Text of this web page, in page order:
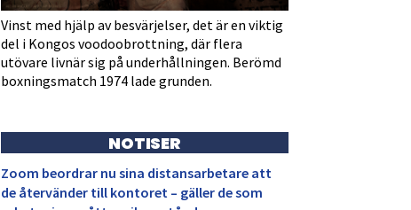
Vinst med hjälp av besvärjelser, det är en viktig
del i Kongos voodoobrottning, där flera
utövare livnär sig på underhållningen. Berömd
boxningsmatch 1974 lade grunden.
NOTISER
Zoom beordrar nu sina distansarbetare att
de återvänder till kontoret – gäller de som